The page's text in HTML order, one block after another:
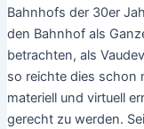
Bahnhofs der 30er
den Bahnhof als
betrachten, als
so reichte dies schon
materiell und virtuell
gerecht zu werden.